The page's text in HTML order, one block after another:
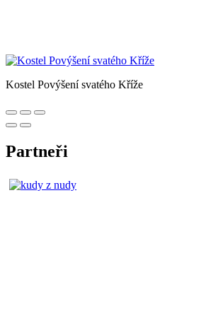
Kostel Povýšení svatého Kříže
Partneři